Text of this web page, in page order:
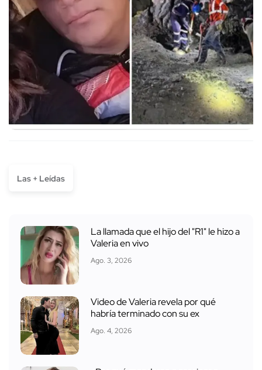
Las + Leídas
La llamada que el hijo del "R1" le hizo a
Valeria en vivo
Ago. 3, 2026
Video de Valeria revela por qué
habría terminado con su ex
Ago. 4, 2026